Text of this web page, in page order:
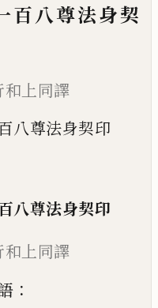
百八尊法身契
上同譯
八尊法身契印
八尊法身契印
上同譯
：